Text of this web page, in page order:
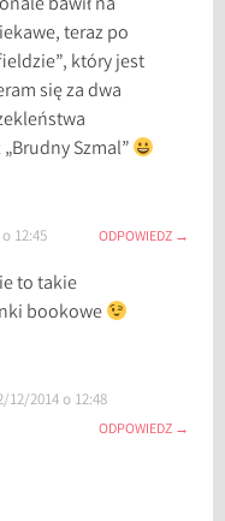
teraz po
który jest
się za dwa
Szmal”
12:45 ODPOWIEDZ
to takie
bookowe
12/2014 o 12:48
ODPOWIEDZ